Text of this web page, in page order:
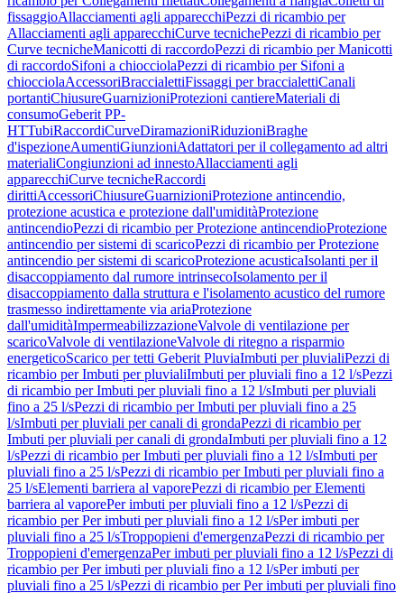
fissaggioAllacciamenti agli apparecchiPezzi di ricambio per
Allacciamenti agli apparecchiCurve tecnichePezzi di ricambio per
Curve tecnicheManicotti di raccordoPezzi di ricambio per Manicotti
di raccordoSifoni a chiocciolaPezzi di ricambio per Sifoni a
chiocciolaAccessoriBraccialettiFissaggi per braccialettiCanali
portantiChiusureGuarnizioniProtezioni cantiereMateriali di
consumoGeberit PP-
HTTubiRaccordiCurveDiramazioniRiduzioniBraghe
d'ispezioneAumentiGiunzioniAdattatori per il collegamento ad altri
materialiCongiunzioni ad innestoAllacciamenti agli
apparecchiCurve tecnicheRaccordi
dirittiAccessoriChiusureGuarnizioniProtezione antincendio,
protezione acustica e protezione dall'umiditàProtezione
antincendioPezzi di ricambio per Protezione antincendioProtezione
antincendio per sistemi di scaricoPezzi di ricambio per Protezione
antincendio per sistemi di scaricoProtezione acusticaIsolanti per il
disaccoppiamento dal rumore intrinsecoIsolamento per il
disaccoppiamento dalla struttura e l'isolamento acustico del rumore
trasmesso indirettamente via ariaProtezione
dall'umiditàImpermeabilizzazioneValvole di ventilazione per
scaricoValvole di ventilazioneValvole di ritegno a risparmio
energeticoScarico per tetti Geberit PluviaImbuti per pluvialiPezzi di
ricambio per Imbuti per pluvialiImbuti per pluviali fino a 12 l/sPezzi
di ricambio per Imbuti per pluviali fino a 12 l/sImbuti per pluviali
fino a 25 l/sPezzi di ricambio per Imbuti per pluviali fino a 25
l/sImbuti per pluviali per canali di grondaPezzi di ricambio per
Imbuti per pluviali per canali di grondaImbuti per pluviali fino a 12
l/sPezzi di ricambio per Imbuti per pluviali fino a 12 l/sImbuti per
pluviali fino a 25 l/sPezzi di ricambio per Imbuti per pluviali fino a
25 l/sElementi barriera al vaporePezzi di ricambio per Elementi
barriera al vaporePer imbuti per pluviali fino a 12 l/sPezzi di
ricambio per Per imbuti per pluviali fino a 12 l/sPer imbuti per
pluviali fino a 25 l/sTroppopieni d'emergenzaPezzi di ricambio per
Troppopieni d'emergenzaPer imbuti per pluviali fino a 12 l/sPezzi di
ricambio per Per imbuti per pluviali fino a 12 l/sPer imbuti per
pluviali fino a 25 l/sPezzi di ricambio per Per imbuti per pluviali fino